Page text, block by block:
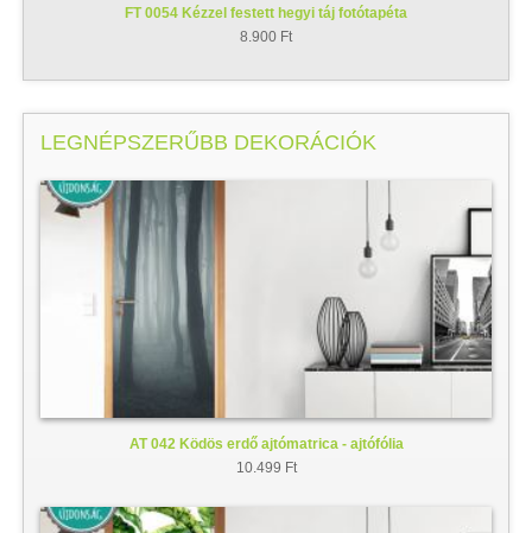
FT 0054 Kézzel festett hegyi táj fotótapéta
8.900 Ft
LEGNÉPSZERŰBB DEKORÁCIÓK
AT 042 Ködös erdő ajtómatrica - ajtófólia
10.499 Ft